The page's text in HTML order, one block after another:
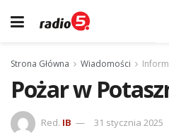
Strona Główna Wiadomości
Pożar w
Red. IB 31 stycznia 2025